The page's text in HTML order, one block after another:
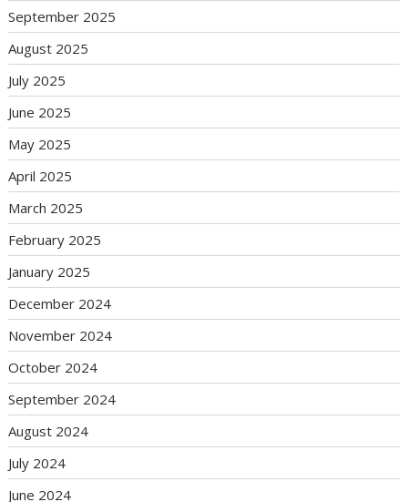
September 2025
August 2025
July 2025
June 2025
May 2025
April 2025
March 2025
February 2025
January 2025
December 2024
November 2024
October 2024
September 2024
August 2024
July 2024
June 2024